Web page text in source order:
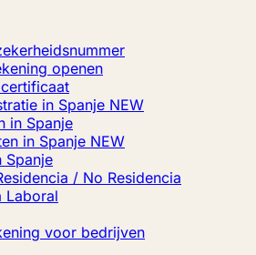
openen
in Spanje NEW
in Spanje
in Spanje NEW
Spanje
/ No Residencia
Laboral
voor bedrijven